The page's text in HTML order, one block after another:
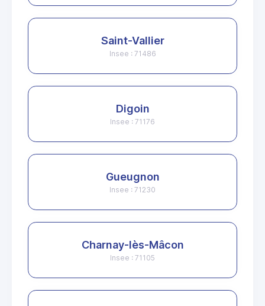
Saint-Vallier
Insee : 71486
Digoin
Insee : 71176
Gueugnon
Insee : 71230
Charnay-lès-Mâcon
Insee : 71105